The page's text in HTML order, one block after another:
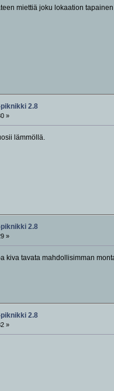
miettiä joku lokaation
2.8
»
lämmöllä.
2.8
»
kiva tavata mahdollisimman
2.8
»